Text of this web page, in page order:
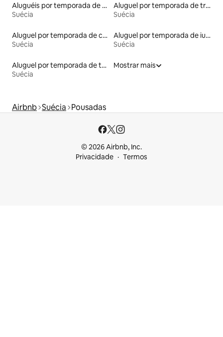
Aluguéis por temporada de acomodações de luxo
Suécia
Aluguel por temporada de trailers
Suécia
Aluguel por temporada de casas de veraneio
Suécia
Aluguel por temporada de iurtas
Suécia
Aluguel por temporada de townhouses
Suécia
Mostrar mais
Airbnb Suécia Pousadas
© 2026 Airbnb, Inc.
Privacidade
Termos